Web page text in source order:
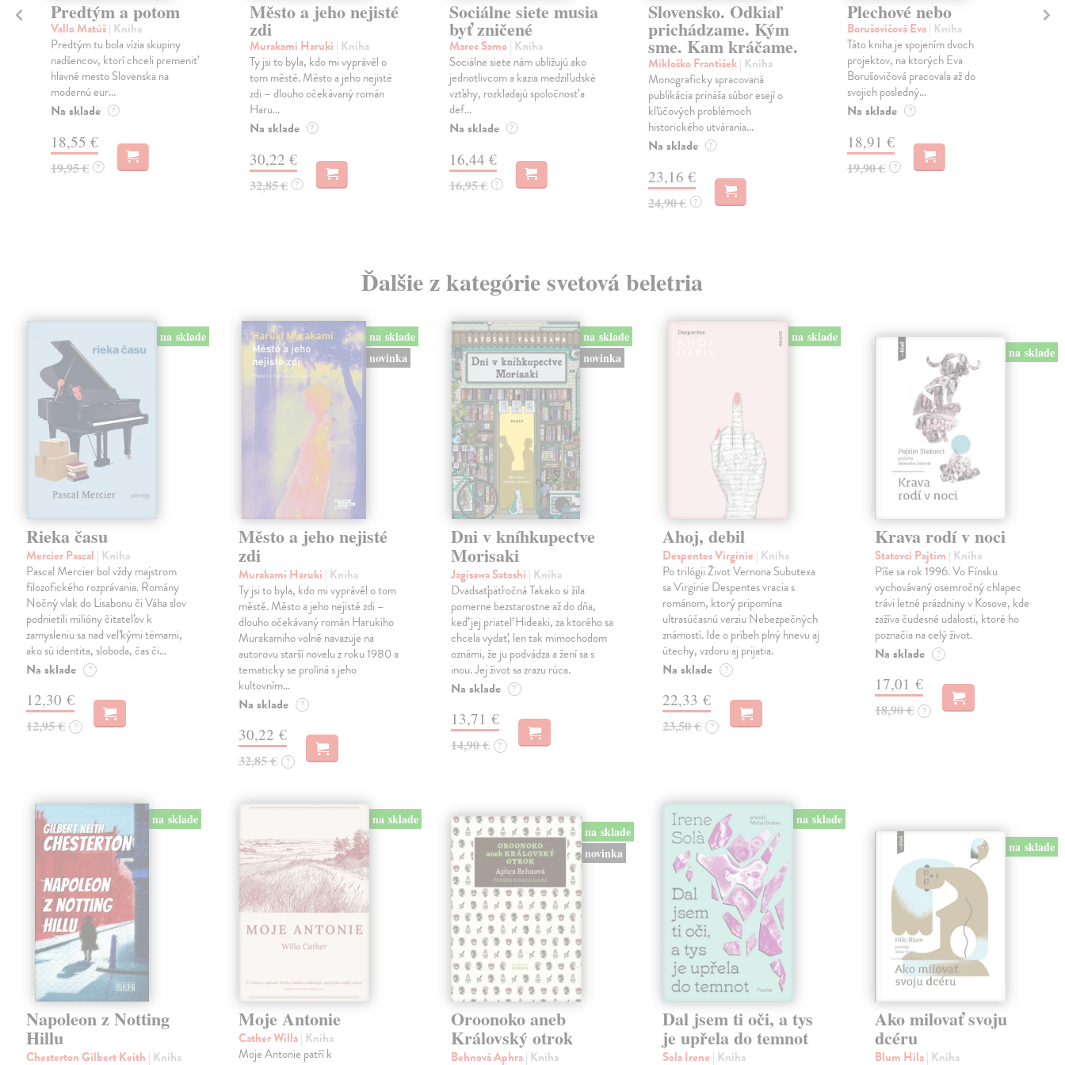
Predtým a potom
Vallo Matúš| Kniha
Predtým tu bola vízia skupiny
nadšencov, ktorí chceli premeniť
hlavné mesto Slovenska na
modernú eur...
Na sklade ?
18,55 €
19,95 € ?
Město a jeho nejisté
zdi
Murakami Haruki | Kniha
Ty jsi to byla, kdo mi vyprávěl o
tom městě. Město a jeho nejisté
zdi – dlouho očekávaný román
Haru...
Na sklade ?
30,22 €
32,85 € ?
Sociálne siete musia
byť zničené
Marec Samo| Kniha
Sociálne siete nám ubližujú ako
jednotlivcom a kazia medziľudské
vzťahy, rozkladajú spoločnosť a
def...
Na sklade ?
16,44 €
16,95 € ?
Slovensko. Odkiaľ
prichádzame. Kým
sme. Kam kráčame.
Mikloško František| Kniha
Monograficky spracovaná
publikácia prináša súbor esejí o
kľúčových problémoch
historického utvárania...
Na sklade ?
23,16 €
24,90 € ?
Plechové nebo
Borušovičová Eva| Kniha
Táto kniha je spojením dvoch
projektov, na ktorých Eva
Borušovičová pracovala až do
svojich posledný...
Na sklade ?
18,91 €
19,90 € ?
Ďalšie z kategórie svetová beletria
na sklade
Rieka času
Mercier Pascal | Kniha
Pascal Mercier bol vždy majstrom
filozofického rozprávania. Romány
Nočný vlak do Lisabonu či Váha slov
podnietili milióny čitateľov k
zamysleniu sa nad veľkými témami,
ako sú identita, sloboda, čas či…
Na sklade ?
12,30 €
12,95 € ?
na sklade
novinka
Město a jeho nejisté
zdi
Murakami Haruki | Kniha
Ty jsi to byla, kdo mi vyprávěl o tom
městě. Město a jeho nejisté zdi –
dlouho očekávaný román Harukiho
Murakamiho volně navazuje na
autorovu starší novelu z roku 1980 a
tematicky se prolíná s jeho
kultovním…
Na sklade ?
30,22 €
32,85 € ?
na sklade
novinka
Dni v kníhkupectve
Morisaki
Jagisawa Satoshi | Kniha
Dvadsaťpäťročná Takako si žila
pomerne bezstarostne až do dňa,
keď jej priateľ Hideaki, za ktorého sa
chcela vydať, len tak mimochodom
oznámi, že ju podvádza a žení sa s
inou. Jej život sa zrazu rúca.
Na sklade ?
13,71 €
14,90 € ?
na sklade
Ahoj, debil
Despentes Virginie | Kniha
Po trilógii Život Vernona Subutexa
sa Virginie Despentes vracia s
románom, ktorý pripomína
ultrasúčasnú verziu Nebezpečných
známostí. Ide o príbeh plný hnevu aj
útechy, vzdoru aj prijatia.
Na sklade ?
22,33 €
23,50 € ?
na sklade
Krava rodí v noci
Statovci Pajtim | Kniha
Píše sa rok 1996. Vo Fínsku
vychovávaný osemročný chlapec
trávi letné prázdniny v Kosove, kde
zažíva čudesné udalosti, ktoré ho
poznačia na celý život.
Na sklade ?
17,01 €
18,90 € ?
na sklade
Napoleon z Notting
Hillu
Chesterton Gilbert Keith | Kniha
na sklade
Moje Antonie
Cather Willa| Kniha
Moje Antonie patří k
na sklade
novinka
Oroonoko aneb
Královský otrok
Behnová Aphra| Kniha
na sklade
Dal jsem ti oči, a tys
je upřela do temnot
Sola Irene | Kniha
na sklade
Ako milovať svoju
dcéru
Blum Hila| Kniha